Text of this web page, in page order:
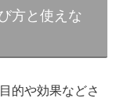
方と使えな
的や効果などさ